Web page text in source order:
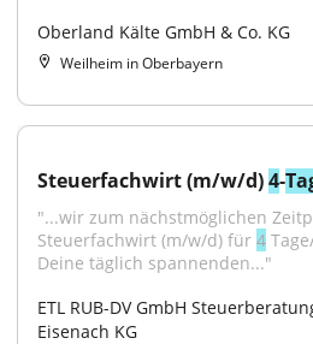
Oberland Kälte GmbH & Co. KG
Weilheim in Oberbayern
Steuerfachwirt (m/w/d) 4-
"...wir zum nächstmöglichen
Steuerfachwirt (m/w/d) für 4
Deine täglich spannenden..."
ETL RUB-DV GmbH
Eisenach KG